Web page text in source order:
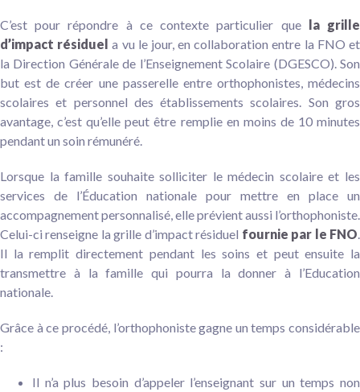
C’est pour répondre à ce contexte particulier quela grille
d’impact résiduel a vu le jour, en collaboration entre la FNO et
la Direction Générale de l’Enseignement Scolaire (DGESCO). Son
but est de créer une passerelle entre orthophonistes, médecins
scolaires et personnel des établissements scolaires. Son gros
avantage, c’est qu’elle peut être remplie en moins de 10 minutes
pendant un soin rémunéré.
Lorsque la famille souhaite solliciter le médecin scolaire et les
services de l’Éducation nationale pour mettre en place un
accompagnement personnalisé, elle prévient aussi l’orthophoniste.
Celui-ci renseigne la grille d’impact résiduel fournie par le FNO
Il la remplit directement pendant les soins et peut ensuite la
transmettre à la famille qui pourra la donner à l’Education
nationale.
Grâce à ce procédé, l’orthophoniste gagne un temps considérable
:
Il n’a plus besoin d’appeler l’enseignant sur un temps non